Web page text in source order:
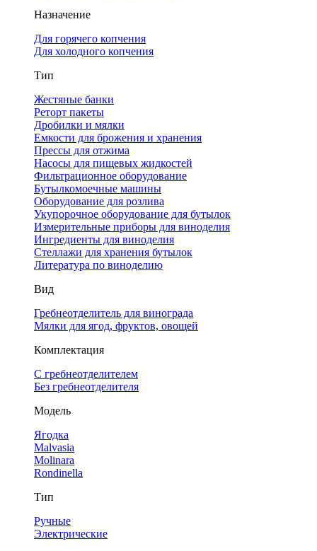
Назначение
Для горячего копчения
Для холодного копчения
Тип
Жестяные банки
Реторт пакеты
Дробилки и мялки
Емкости для брожения и хранения
Прессы для отжима
Насосы для пищевых жидкостей
Фильтрационное оборудование
Бутылкомоечные машины
Оборудование для розлива
Укупорочное оборудование для бутылок
Измерительные приборы для виноделия
Ингредиенты для виноделия
Стеллажи для хранения бутылок
Литература по виноделию
Вид
Гребнеотделитель для винограда
Мялки для ягод, фруктов, овощей
Комплектация
С гребнеотделителем
Без гребнеотделителя
Модель
Ягодка
Malvasia
Molinara
Rondinella
Тип
Ручные
Электрические